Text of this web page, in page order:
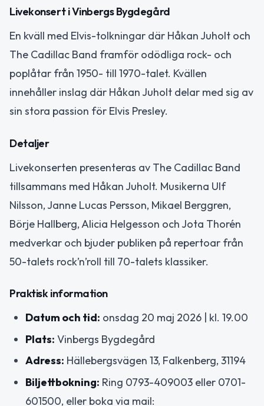
Livekonsert i Vinbergs Bygdegård
En kväll med Elvis-tolkningar där Håkan Juholt och
The Cadillac Band framför odödliga rock- och
poplåtar från 1950- till 1970-talet. Kvällen
innehåller inslag där Håkan Juholt delar med sig av
sin stora passion för Elvis Presley.
Detaljer
Livekonserten presenteras av The Cadillac Band
tillsammans med Håkan Juholt. Musikerna Ulf
Nilsson, Janne Lucas Persson, Mikael Berggren,
Börje Hallberg, Alicia Helgesson och Jota Thorén
medverkar och bjuder publiken på repertoar från
50-talets rock’n’roll till 70-talets klassiker.
Praktisk information
Datum och tid: onsdag 20 maj 2026 | kl. 19.00
Plats: Vinbergs Bygdegård
Adress: Hällebergsvägen 13, Falkenberg, 31194
Biljettbokning: Ring 0793-409003 eller 0701-
601500, eller boka via mail: